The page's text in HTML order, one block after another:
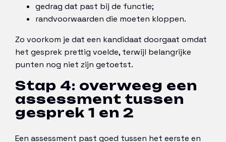
gedrag dat past bij de functie;
randvoorwaarden die moeten kloppen.
Zo voorkom je dat een kandidaat doorgaat omdat
het gesprek prettig voelde, terwijl belangrijke
punten nog niet zijn getoetst.
Stap 4: overweeg een
assessment tussen
gesprek 1 en 2
Een assessment past goed tussen het eerste en